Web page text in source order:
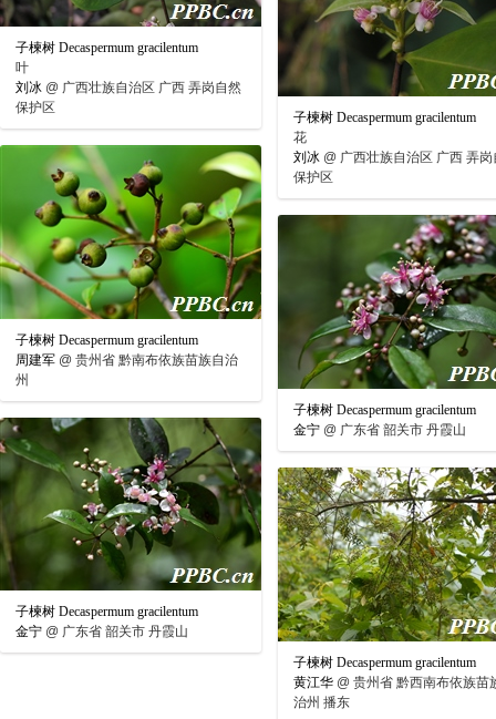
子楝树 Decaspermum gracilentum
叶
刘冰 @ 广西壮族自治区 广西 弄岗自然
保护区
子楝树 Decaspermum gracilentum
花
刘冰 @ 广西壮族自治区 广西 弄岗
保护区
子楝树 Decaspermum gracilentum
周建军 @ 贵州省 黔南布依族苗族自治
州
子楝树 Decaspermum gracilentum
金宁 @ 广东省 韶关市 丹霞山
子楝树 Decaspermum gracilentum
金宁 @ 广东省 韶关市 丹霞山
子楝树 Decaspermum gracilentum
黄江华 @ 贵州省 黔西南布依族苗
治州 播东